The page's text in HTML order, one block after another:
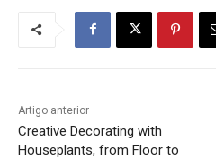
Artigo anterior
Creative Decorating with
Houseplants, from Floor to